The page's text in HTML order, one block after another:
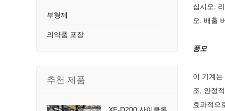
십시오.
오. 배출
풍모
이 기계
조, 안정
효과적으
부형제
의약품 포장
추천 제품